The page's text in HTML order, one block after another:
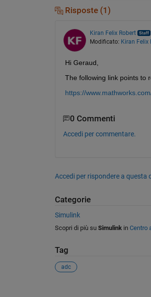
Risposte (1)
Kiran Felix Robert
Modificato: Kiran Felix
Hi Geraud,
The following link points to
https://
0 Commenti
Accedi per commentare.
Accedi per rispondere a questa
Categorie
Simulink
Scopri di più su Simulinkin Centro
Tag
adc